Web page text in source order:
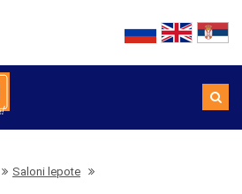
Saloni lepote